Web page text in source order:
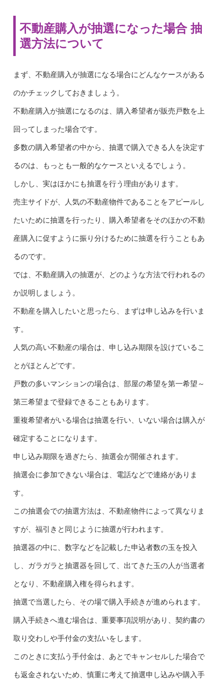
不動産購入が抽選になった場合 抽
選方法について
まず、不動産購入が抽選になる場合にどんなケースがある
のかチェックしておきましょう。
不動産購入が抽選になるのは、購入希望者が販売戸数を上
回ってしまった場合です。
多数の購入希望者の中から、抽選で購入できる人を決定す
るのは、もっとも一般的なケースといえるでしょう。
しかし、実はほかにも抽選を行う理由があります。
売主サイドが、人気の不動産物件であることをアピールし
たいために抽選を行ったり、購入希望者をそのほかの不動
産購入に促すように振り分けるために抽選を行うこともあ
るのです。
では、不動産購入の抽選が、どのような方法で行われるの
か説明しましょう。
不動産を購入したいと思ったら、まずは申し込みを行いま
す。
人気の高い不動産の場合は、申し込み期限を設けているこ
とがほとんどです。
戸数の多いマンションの場合は、部屋の希望を第一希望～
第三希望まで登録できることもあります。
重複希望者がいる場合は抽選を行い、いない場合は購入が
確定することになります。
申し込み期限を過ぎたら、抽選会が開催されます。
抽選会に参加できない場合は、電話などで連絡がありま
す。
この抽選会での抽選方法は、不動産物件によって異なりま
すが、福引きと同じように抽選が行われます。
抽選器の中に、数字などを記載した申込者数の玉を投入
し、ガラガラと抽選器を回して、出てきた玉の人が当選者
となり、不動産購入権を得られます。
抽選で当選したら、その場で購入手続きが進められます。
購入手続きへ進む場合は、重要事項説明があり、契約書の
取り交わしや手付金の支払いをします。
このときに支払う手付金は、あとでキャンセルした場合で
も返金されないため、慎重に考えて抽選申し込みや購入手